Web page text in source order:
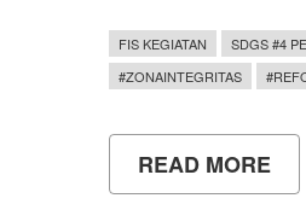
FIS KEGIATAN
SDGS #4
#ZONAINTEGRITAS
READ MORE